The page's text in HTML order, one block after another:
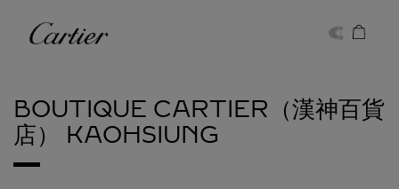
Cartier
BOUTIQUE CARTIER（漢神百貨
店）
KAOHSIUNG